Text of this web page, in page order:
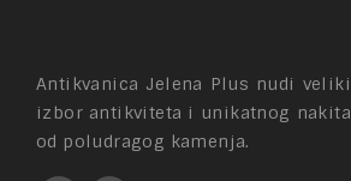
Antikvanica Jelena Plus nudi veliki
izbor antikviteta i unikatnog nakita
od poludragog kamenja.